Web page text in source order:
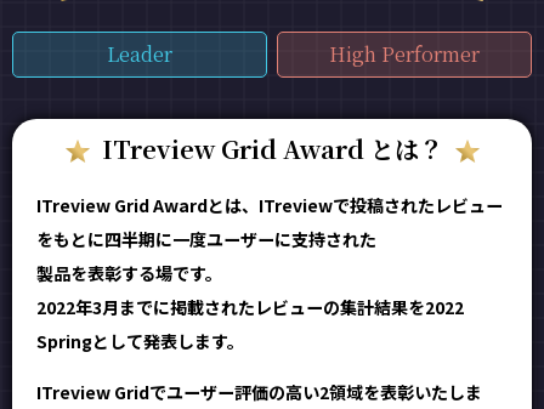
Leader High Performer
ITreview Grid Award とは？
ITreview Grid Awardとは、ITreviewで投稿されたレビュー
をもとに四半期に一度ユーザーに支持された
製品を表彰する場です。
2022年3月までに掲載されたレビューの集計結果を2022
Springとして発表します。
ITreview Gridでユーザー評価の高い2領域を表彰いたしま